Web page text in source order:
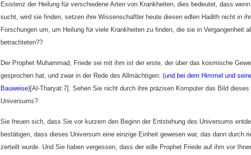
Existenz der Heilung für verschiedene Arten von Krankheiten, dies bedeutet, dass
sucht, wird sie finden, setzen ihre Wissenschaftler heute diesen edlen Hadith nicht in
Forschungen um, um Heilung für viele Krankheiten zu finden, die sie in Vergangenheit
betrachteten??
Der Prophet Muhammad, Friede sei mit ihm ist der erste, der über das kosmische
gesprochen hat, und zwar in der Rede des Allmächtigen: (und bei dem Himmel und
Bauweise)[Al-Tharyat:7]. Sehen Sie nicht durch ihre präzisen Komputer das Bild dieses
Universums?
Sie freuen sich, dass Sie vor kurzem den Beginn der Entstehung des Universums
bestätigen, dass dieses Universum eine einzige Einheit gewesen war, das dann durch
zerteilt wurde. Und Sie haben vergessen, dass der edle Prophet Friede auf ihm vor